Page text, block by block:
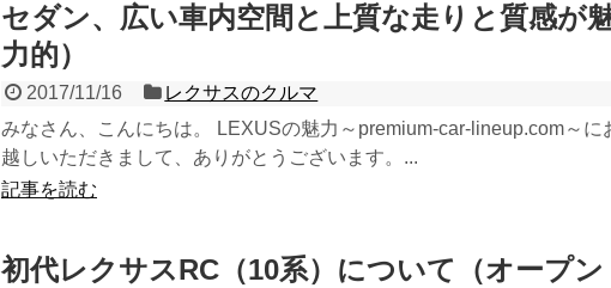
セダン、広い車内空間と上質な走りと質感が
力的）
2017/11/16
レクサスのクルマ
みなさん、こんにちは。 LEXUSの魅力～premium-car-lineup.com～に
越しいただきまして、ありがとうございます。...
記事を読む
初代レクサスRC（10系）について（オープン